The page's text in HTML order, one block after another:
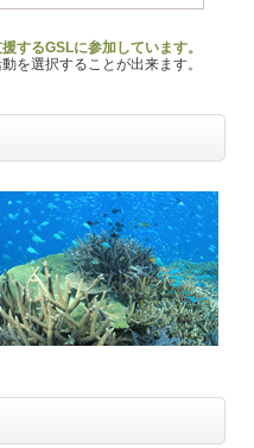
するGSLに参加しています。
を選択することが出来ます。